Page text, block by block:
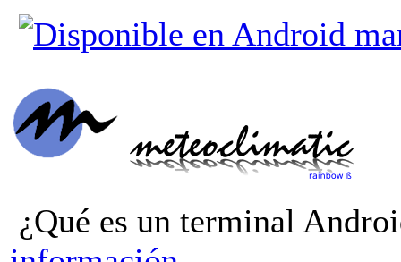
¿Qué es un terminal